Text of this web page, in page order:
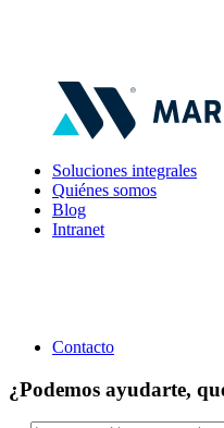
Soluciones integrales
Quiénes somos
Blog
Intranet
Contacto
¿Podemos ayudarte,